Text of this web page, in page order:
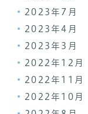
2023年7月
2023年4月
2023年3月
2022年12月
2022年11月
2022年10月